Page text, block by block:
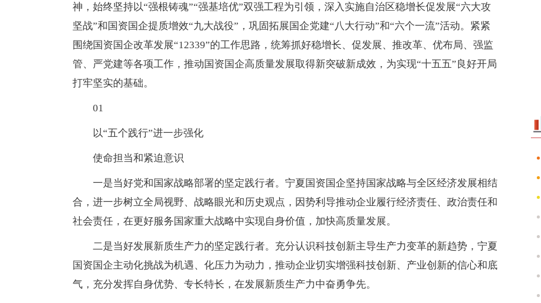
神，始终坚持以“强根铸魂”“强基培优”双强工程为引领，深入实施自治区稳增长促发展“六大攻
坚战”和国资国企提质增效“九大战役”，巩固拓展国企党建“八大行动”和“六个一流”活动。紧紧
围绕国资国企改革发展“12339”的工作思路，统筹抓好稳增长、促发展、推改革、优布局、强监
管、严党建等各项工作，推动国资国企高质量发展取得新突破新成效，为实现“十五五”良好开局
打牢坚实的基础。
01
以“五个践行”进一步强化
使命担当和紧迫意识
一是当好党和国家战略部署的坚定践行者。宁夏国资国企坚持国家战略与全区经济发展相结
合，进一步树立全局视野、战略眼光和历史观点，因势利导推动企业履行经济责任、政治责任和
社会责任，在更好服务国家重大战略中实现自身价值，加快高质量发展。
二是当好发展新质生产力的坚定践行者。充分认识科技创新主导生产力变革的新趋势，宁夏
国资国企主动化挑战为机遇、化压力为动力，推动企业切实增强科技创新、产业创新的信心和底
气，充分发挥自身优势、专长特长，在发展新质生产力中奋勇争先。